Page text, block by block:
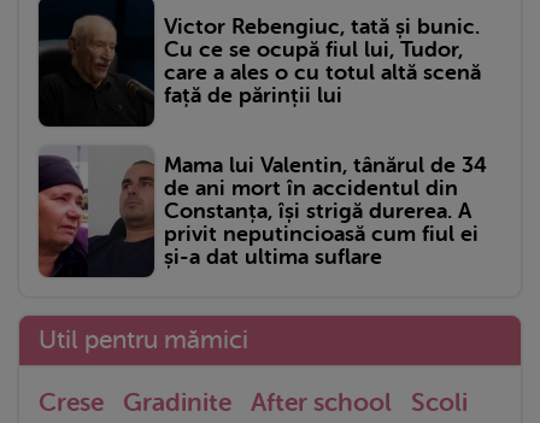
Victor Rebengiuc, tată și bunic.
Cu ce se ocupă fiul lui, Tudor,
care a ales o cu totul altă scenă
față de părinții lui
Mama lui Valentin, tânărul de 34
de ani mort în accidentul din
Constanța, își strigă durerea. A
privit neputincioasă cum fiul ei
și-a dat ultima suflare
Util pentru mămici
Crese Gradinite After school
Scoli